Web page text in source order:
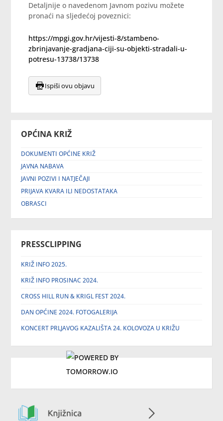
OPĆINA KRIŽ
DOKUMENTI OPĆINE KRIŽ
JAVNA NABAVA
JAVNI POZIVI I NATJEČAJI
PRIJAVA KVARA ILI NEDOSTATAKA
OBRASCI
PRESSCLIPPING
KRIŽ INFO 2025.
KRIŽ INFO PROSINAC 2024.
CROSS HILL RUN & KRIGL FEST 2024.
DAN OPĆINE 2024. FOTOGALERIJA
KONCERT PRLJAVOG KAZALIŠTA 24. KOLOVOZA U KRIŽU
Detaljnije o navedenom Javnom pozivu možete
pronaći na sljedećoj poveznici:
https://mpgi.gov.hr/vijesti-8/stambeno-
zbrinjavanje-gradjana-ciji-su-objekti-stradali-u-
potresu-13738/13738
Ispiši ovu objavu